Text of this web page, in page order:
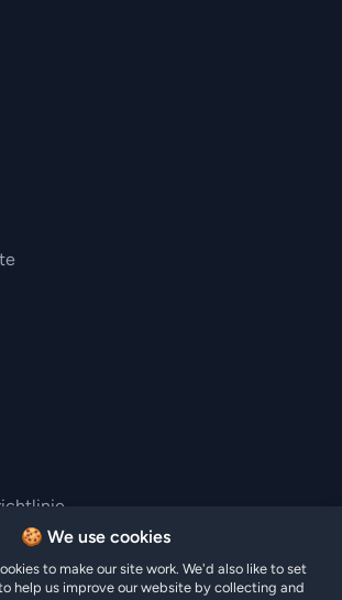
🍪 We use cookies
to make our site work. We'd also like to set
help us improve our website by collecting and